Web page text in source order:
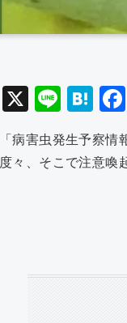
X
Li
e
H
e
n
「病害虫発生予察
度々、そこで注意喚